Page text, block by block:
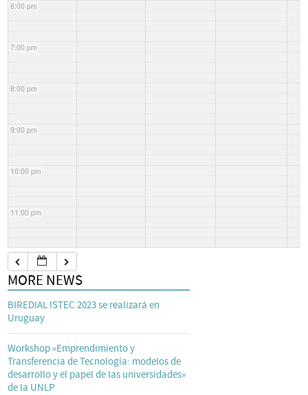
6:00 pm
7:00 pm
8:00 pm
9:00 pm
10:00 pm
11:00 pm
MORE NEWS
BIREDIAL ISTEC 2023 se realizará en
Uruguay
Workshop «Emprendimiento y
Transferencia de Tecnología: modelos de
desarrollo y el papel de las universidades»
de la UNLP